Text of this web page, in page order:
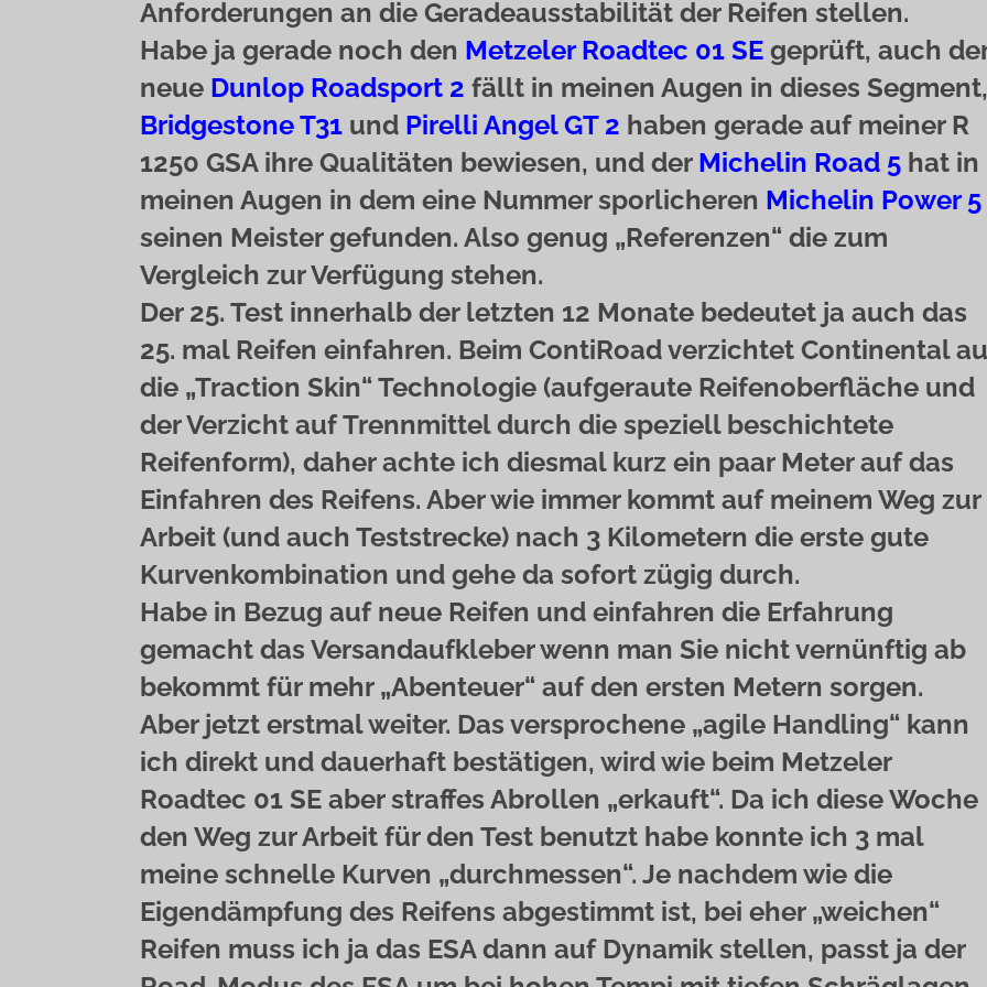
Anforderungen an die Geradeausstabilität der Reifen stellen.
Habe ja gerade noch den Metzeler Roadtec 01 SE geprüft, auch
neue Dunlop Roadsport 2 fällt in meinen Augen in dieses Segment,
Bridgestone T31 und Pirelli Angel GT 2 haben gerade auf meiner R
1250 GSA ihre Qualitäten bewiesen, und der Michelin Road 5 hat in
meinen Augen in dem eine Nummer sporlicheren Michelin Power 5
seinen Meister gefunden. Also genug „Referenzen“ die zum
Vergleich zur Verfügung stehen.
Der 25. Test innerhalb der letzten 12 Monate bedeutet ja auch das
25. mal Reifen einfahren. Beim ContiRoad verzichtet Continental
die „Traction Skin“ Technologie (aufgeraute Reifenoberfläche und
der Verzicht auf Trennmittel durch die speziell beschichtete
Reifenform), daher achte ich diesmal kurz ein paar Meter auf das
Einfahren des Reifens. Aber wie immer kommt auf meinem Weg zur
Arbeit (und auch Teststrecke) nach 3 Kilometern die erste gute
Kurvenkombination und gehe da sofort zügig durch.
Habe in Bezug auf neue Reifen und einfahren die Erfahrung
gemacht das Versandaufkleber wenn man Sie nicht vernünftig ab
bekommt für mehr „Abenteuer“ auf den ersten Metern sorgen.
Aber jetzt erstmal weiter. Das versprochene „agile Handling“ kann
ich direkt und dauerhaft bestätigen, wird wie beim Metzeler
Roadtec 01 SE aber straffes Abrollen „erkauft“. Da ich diese Woche
den Weg zur Arbeit für den Test benutzt habe konnte ich 3 mal
meine schnelle Kurven „durchmessen“. Je nachdem wie die
Eigendämpfung des Reifens abgestimmt ist, bei eher „weichen“
Reifen muss ich ja das ESA dann auf Dynamik stellen, passt ja der